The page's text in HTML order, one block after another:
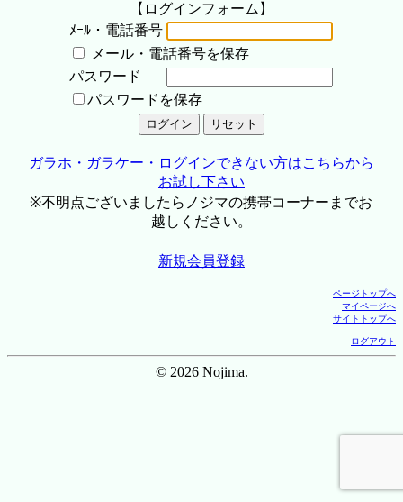
【ログインフォーム】
ﾒｰﾙ・電話番号
メール・電話番号を保存
パスワード
パスワードを保存
ガラホ・ガラケー・ログインできない方はこちらから
お試し下さい
※不明点ございましたらノジマの携帯コーナーまでお
越しください。
新規会員登録
ページトップへ
マイページへ
サイトトップへ
ログアウト
© 2026 Nojima.